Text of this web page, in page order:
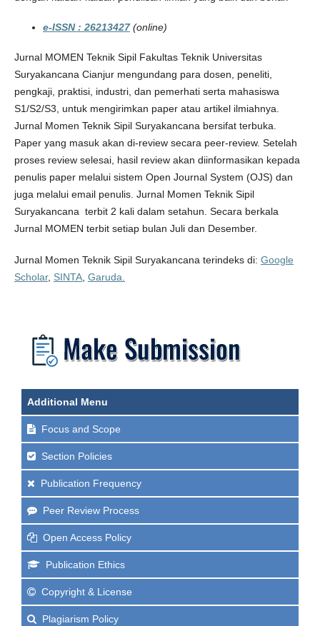
e-ISSN : 26213427(online)
Jurnal MOMEN Teknik Sipil Fakultas Teknik Universitas
Suryakancana Cianjur mengundang para dosen, peneliti,
pengkaji, praktisi, industri, dan pemerhati serta mahasiswa
S1/S2/S3, untuk mengirimkan paper atau artikel ilmiahnya.
Jurnal Momen Teknik Sipil Suryakancana bersifat terbuka.
Paper yang masuk akan di-review secara peer-review. Setelah
proses review selesai, hasil review akan diinformasikan kepada
penulis paper melalui sistem Open Journal System (OJS) dan
juga melalui email penulis. Jurnal Momen Teknik Sipil
Suryakancana terbit 2 kali dalam setahun. Secara berkala
Jurnal MOMEN terbit setiap bulan Juli dan Desember.
Jurnal Momen Teknik Sipil Suryakancana terindeks di: Google
Scholar, SINTA, Garuda.
Additional Menu
Focus and Scope
Section Policies
Publication Frequency
Peer Review Process
Open Access Policy
Publication Ethics
Copyright & License
Plagiarism Policy